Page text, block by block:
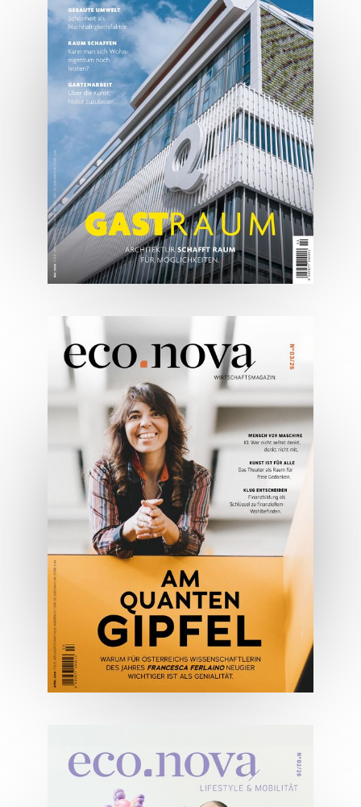
2026
JETZT BESTELLEN
ONLINE LESEN
05/2026
Spezial: Architektur &
Lifestyle Mai 2026
JETZT BESTELLEN
ONLINE LESEN
04/2026